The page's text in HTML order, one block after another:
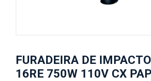
FURADEIRA DE
16RE 750W 110V CX